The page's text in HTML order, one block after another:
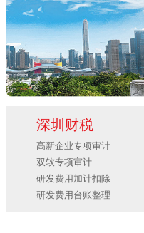
深圳财税
高新企业专项审计
双软专项审计
研发费用加计扣除
研发费用台账整理